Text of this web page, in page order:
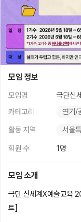
문
가
기
모임 정보
모임명
극단신
카테고리
연기/
활동 지역
서울
회원 수
1명
모임 소개
극단 신세계X예술교육
트]